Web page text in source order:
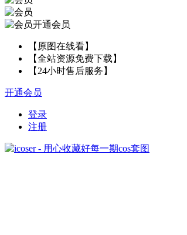
开通会员
【原图在线看】
【全站资源免费下载】
【24小时售后服务】
开通会员
登录
注册